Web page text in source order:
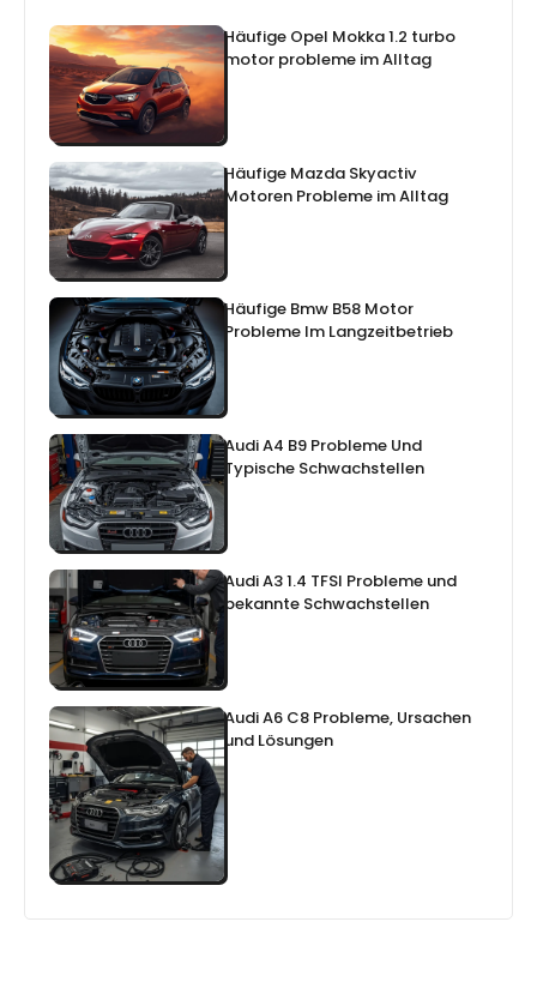
Häufige Opel Mokka 1.2 turbo
motor probleme im Alltag
Häufige Mazda Skyactiv
Motoren Probleme im Alltag
Häufige Bmw B58 Motor
Probleme Im Langzeitbetrieb
Audi A4 B9 Probleme Und
Typische Schwachstellen
Audi A3 1.4 TFSI Probleme und
bekannte Schwachstellen
Audi A6 C8 Probleme, Ursachen
und Lösungen